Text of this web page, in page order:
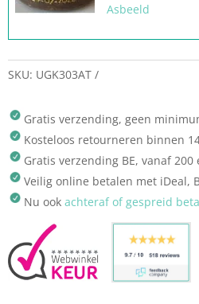
Asbeeld
SKU: UGK303AT
Gratis verzending, geen
Kosteloos retourneren binnen
Gratis verzending BE, vanaf 200
Veilig online betalen met iDeal,
Nu ook achteraf of gespreid